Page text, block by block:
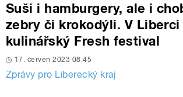
Suši i hamburgery, ale i
zebry či krokodýli. V Liberci
kulinářský Fresh festival
17. červen 2023 08:45
Zprávy pro Liberecký kraj